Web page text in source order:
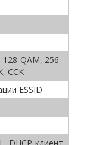
128-QAM, 256-
CCK
ESSID